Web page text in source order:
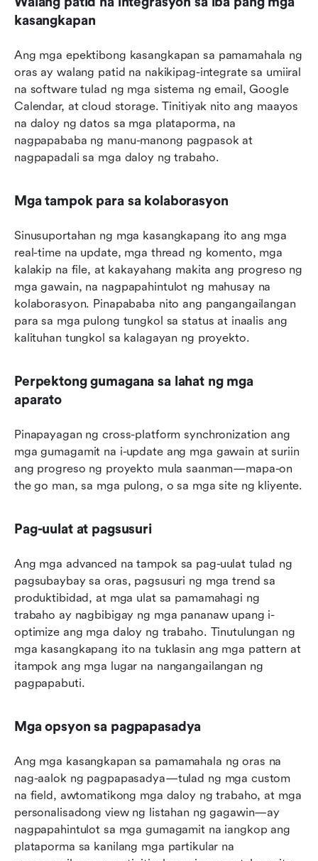
kasangkapan
Ang mga epektibong kasangkapan sa pamamahala ng
oras ay walang patid na nakikipag-integrate sa umiiral
na software tulad ng mga sistema ng email, Google
Calendar, at cloud storage. Tinitiyak nito ang maayos
na daloy ng datos sa mga plataporma, na
nagpapababa ng manu-manong pagpasok at
nagpapadali sa mga daloy ng trabaho.
Mga tampok para sa kolaborasyon
Sinusuportahan ng mga kasangkapang ito ang mga
real-time na update, mga thread ng komento, mga
kalakip na file, at kakayahang makita ang progreso ng
mga gawain, na nagpapahintulot ng mahusay na
kolaborasyon. Pinapababa nito ang pangangailangan
para sa mga pulong tungkol sa status at inaalis ang
kalituhan tungkol sa kalagayan ng proyekto.
Perpektong gumagana sa lahat ng mga
aparato
Pinapayagan ng cross-platform synchronization ang
mga gumagamit na i-update ang mga gawain at suriin
ang progreso ng proyekto mula saanman—mapa-on
the go man, sa mga pulong, o sa mga site ng kliyente.
Pag-uulat at pagsusuri
Ang mga advanced na tampok sa pag-uulat tulad ng
pagsubaybay sa oras, pagsusuri ng mga trend sa
produktibidad, at mga ulat sa pamamahagi ng
trabaho ay nagbibigay ng mga pananaw upang i-
optimize ang mga daloy ng trabaho. Tinutulungan ng
mga kasangkapang ito na tuklasin ang mga pattern at
itampok ang mga lugar na nangangailangan ng
pagpapabuti.
Mga opsyon sa pagpapasadya
Ang mga kasangkapan sa pamamahala ng oras na
nag-aalok ng pagpapasadya—tulad ng mga custom
na field, awtomatikong mga daloy ng trabaho, at mga
personalisadong view ng listahan ng gagawin—ay
nagpapahintulot sa mga gumagamit na iangkop ang
plataporma sa kanilang mga partikular na